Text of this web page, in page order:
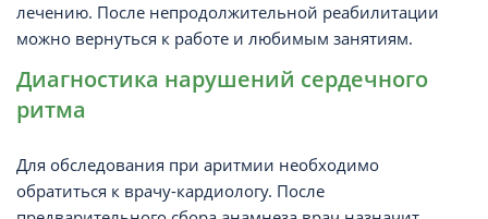
лечению. После непродолжительной реабилитации
можно вернуться к работе и любимым занятиям.
Диагностика нарушений сердечного
ритма
Для обследования при аритмии необходимо
обратиться к врачу-кардиологу. После